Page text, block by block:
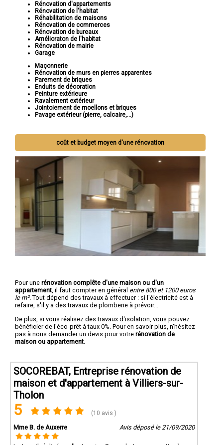
Rénovation d'appartements
Rénovation de l'habitat
Réhabilitation de maisons
Rénovation de commerces
Rénovation de bureaux
Amélioraton de l'habitat
Rénovation de mairie
Garage
Maçonnerie
Rénovation de murs en pierres apparentes
Parement de briques
Enduits de décoration
Peinture extérieure
Ravalement extérieur
Jointoiement de moellons et briques
Pavage extérieur (pierre, calcaire,...)
coût et budget moyen d'une rénovation
Pour une rénovation complête d'une maison ou d'un
appartement , il faut compter en général entre 800 et 1200 euros
le m². Tout dépend des travaux à effectuer : si l'électricité est à
refaire, s'il y a des travaux de plomberie à prévoir...
De plus, si vous réalisez des travaux d'isolation, vous pouvez
bénéficier de l'éco-prêt à taux 0%. Pour en savoir plus, n'hésitez
pas à nous demander un devis pour votre rénovation de
maison ou appartement
SOCOREBAT, Entreprise rénovation de
maison et d'appartement à Villiers-sur-
Tholon
5 (10 avis )
Mme B. de Auxerre Avis déposé le 21/09/2020